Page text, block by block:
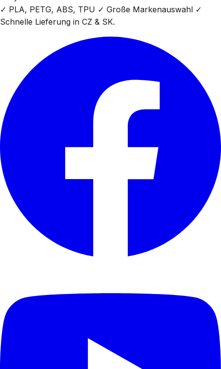
✓ PLA, PETG, ABS, TPU ✓ Große Markenauswahl ✓
Schnelle Lieferung in CZ & SK.